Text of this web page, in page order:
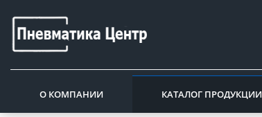
О КОМПАНИИ КАТАЛОГ ПРОДУКЦИИ